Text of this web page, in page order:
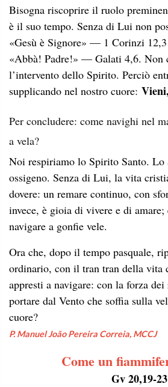
Bisogna riscoprire il ruolo
è il suo tempo. Senza di Lui non
«Gesù è Signore» — 1 Corinzi
«Abbà! Padre!» — Galati 4,6. Non
l’intervento dello Spirito. Perciò
supplicando nel nostro cuore:
Per concludere: come navighi nel
a vela?
Noi respiriamo lo Spirito Santo.
ossigeno. Senza di Lui, la vita
dovere: un remare continuo, con
invece, è gioia di vivere e di
navigare a gonfie vele.
Ora che, dopo il tempo pasquale,
ordinario, con il tran tran della vita
appresti a navigare: con la forza
portare dal Vento che soffia sulla
cuore?
P. Manuel João Pereira Correia, MCCJ
Come un
Gv 20,19-23